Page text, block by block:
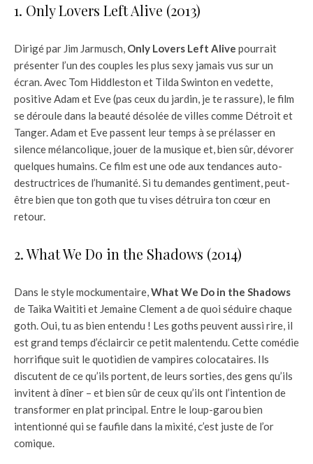
1. Only Lovers Left Alive (2013)
Dirigé par Jim Jarmusch, Only Lovers Left Alive pourrait
présenter l’un des couples les plus sexy jamais vus sur un
écran. Avec Tom Hiddleston et Tilda Swinton en vedette,
positive Adam et Eve (pas ceux du jardin, je te rassure), le film
se déroule dans la beauté désolée de villes comme Détroit et
Tanger. Adam et Eve passent leur temps à se prélasser en
silence mélancolique, jouer de la musique et, bien sûr, dévorer
quelques humains. Ce film est une ode aux tendances auto-
destructrices de l’humanité. Si tu demandes gentiment, peut-
être bien que ton goth que tu vises détruira ton cœur en
retour.
2. What We Do in the Shadows (2014)
Dans le style mockumentaire,What We Do in the Shadows
de Taika Waititi et Jemaine Clement a de quoi séduire chaque
goth. Oui, tu as bien entendu ! Les goths peuvent aussi rire, il
est grand temps d’éclaircir ce petit malentendu. Cette comédie
horrifique suit le quotidien de vampires colocataires. Ils
discutent de ce qu’ils portent, de leurs sorties, des gens qu’ils
invitent à dîner – et bien sûr de ceux qu’ils ont l’intention de
transformer en plat principal. Entre le loup-garou bien
intentionné qui se faufile dans la mixité, c’est juste de l’or
comique.